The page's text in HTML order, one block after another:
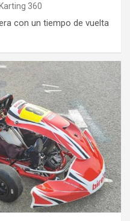
360
con un tiempo de vuelta